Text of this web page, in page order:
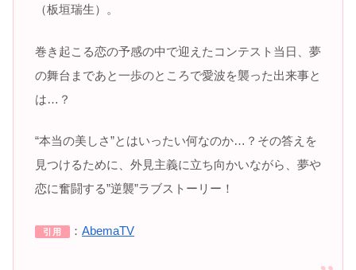
（板垣瑞生）。
巻き起こる恋の予感の中で迎えたコンテスト当日、夢
の舞台まであと一歩のところで愛波を襲った出来事と
は…？
“本当の美しさ”とはいったい何なのか…？その答えを
見つけるために、外見主義に立ち向かいながら、夢や
恋に奮闘する”逆襲”ラブストーリー！
引用 ： AbemaTV